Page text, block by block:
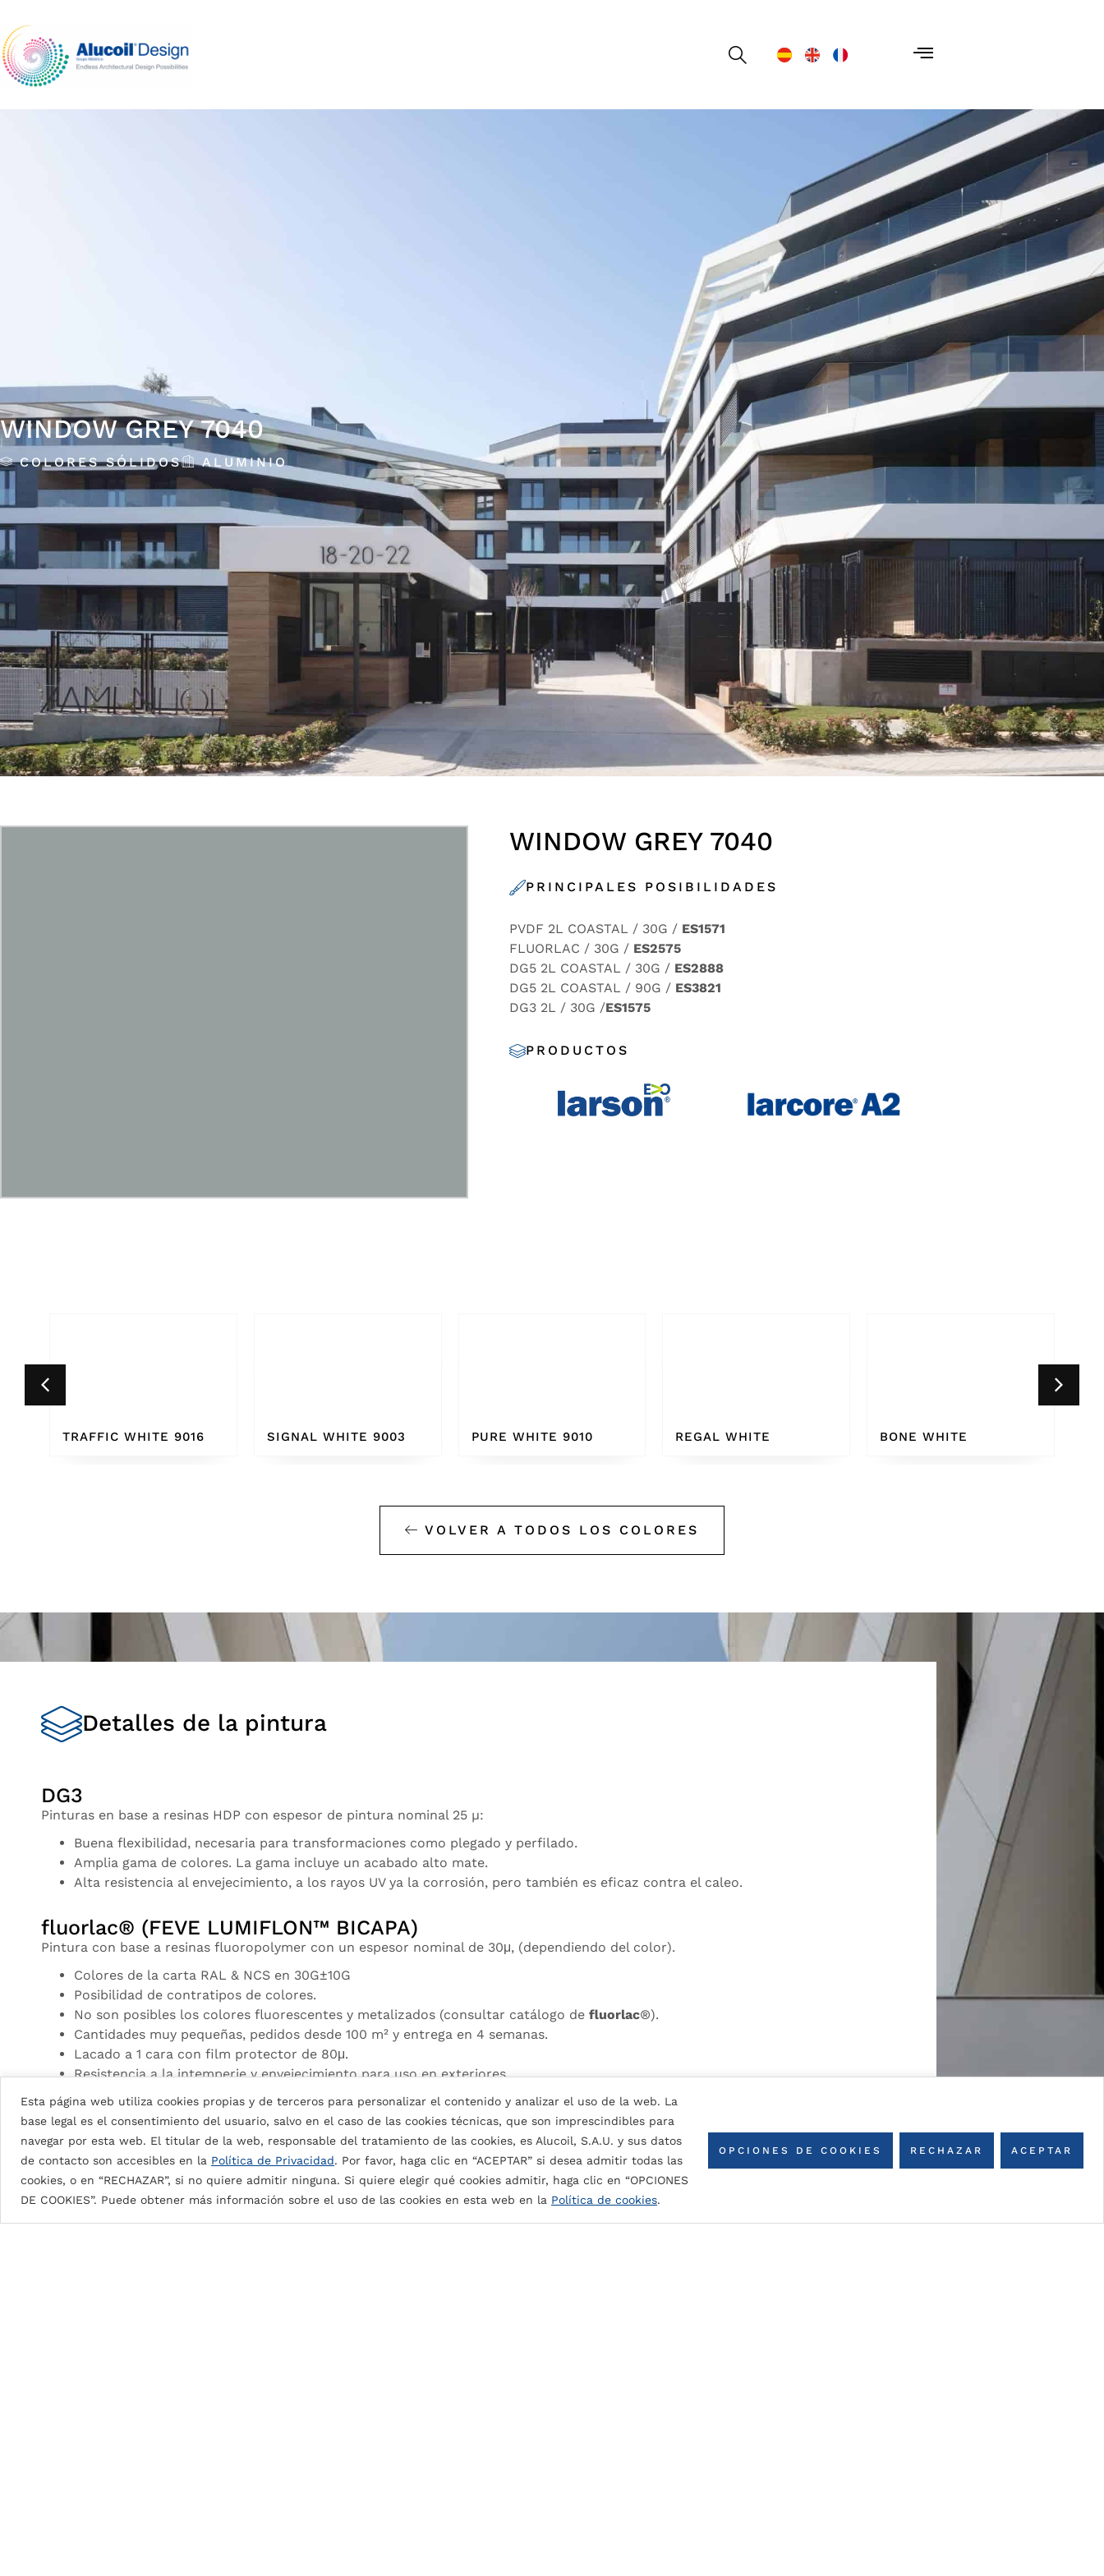
Esta página web utiliza cookies propias y de terceros para personalizar el contenido y analizar el uso de la web. La
base legal es el consentimiento del usuario, salvo en el caso de las cookies técnicas, que son imprescindibles para
navegar por esta web. El titular de la web, responsable del tratamiento de las cookies, es Alucoil, S.A.U. y sus datos
de contacto son accesibles en la Política de Privacidad. Por favor, haga clic en “ACEPTAR” si desea admitir todas las
cookies, o en “RECHAZAR”, si no quiere admitir ninguna. Si quiere elegir qué cookies admitir, haga clic en “OPCIONES
DE COOKIES”. Puede obtener más información sobre el uso de las cookies en esta web en la Política de cookies.
OPCIONES DE COOKIES RECHAZAR ACEPTAR
WINDOW GREY 7040
COLORES SÓLIDOS ALUMINIO
WINDOW GREY 7040
PRINCIPALES POSIBILIDADES
PVDF 2L COASTAL / 30G / ES1571
FLUORLAC / 30G / ES2575
DG5 2L COASTAL / 30G / ES2888
DG5 2L COASTAL / 90G / ES3821
DG3 2L / 30G /ES1575
PRODUCTOS
SIGNAL WHITE 9003 PURE WHITE 9010 REGAL WHITE BONE WHITE WHITE GREY 9002
VOLVER A TODOS LOS COLORES
Detalles de la pintura
DG3
Pinturas en base a resinas HDP con espesor de pintura nominal 25 µ:
Buena flexibilidad, necesaria para transformaciones como plegado y perfilado.
Amplia gama de colores. La gama incluye un acabado alto mate.
Alta resistencia al envejecimiento, a los rayos UV ya la corrosión, pero también es eficaz contra el caleo.
fluorlac® (FEVE LUMIFLON™ BICAPA)
Pintura con base a resinas fluoropolymer con un espesor nominal de 30μ, (dependiendo del color).
Colores de la carta RAL & NCS en 30G±10G
Posibilidad de contratipos de colores.
No son posibles los colores fluorescentes y metalizados (consultar catálogo de fluorlac®).
Cantidades muy pequeñas, pedidos desde 100 m² y entrega en 4 semanas.
Lacado a 1 cara con film protector de 80μ.
Resistencia a la intemperie y envejecimiento para uso en exteriores.
DG5 (High Durable Polyester)
Pintura en base a resinas HDP con espesores de pintura nominal (dependiendo del color):
DG5 2L Coastal: 35μ aprox.
DG5 3L Coastal: 55μ aprox.
DG5 2L: 25μ aprox.
CONTACTA CON NOSOTROS